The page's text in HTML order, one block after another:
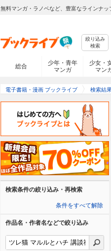
無料マンガ・ラノベなど、豊富なラインナッ
絞り込み
検索
総合
少年・青年
マンガ
少女・
マン
電子書籍・漫画 ブックライブ 検索結
検索条件の絞り込み・再検索
条件をすべて解除
作品名・作者名などで絞り込み